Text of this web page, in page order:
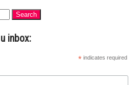
inbox:
* indicates required